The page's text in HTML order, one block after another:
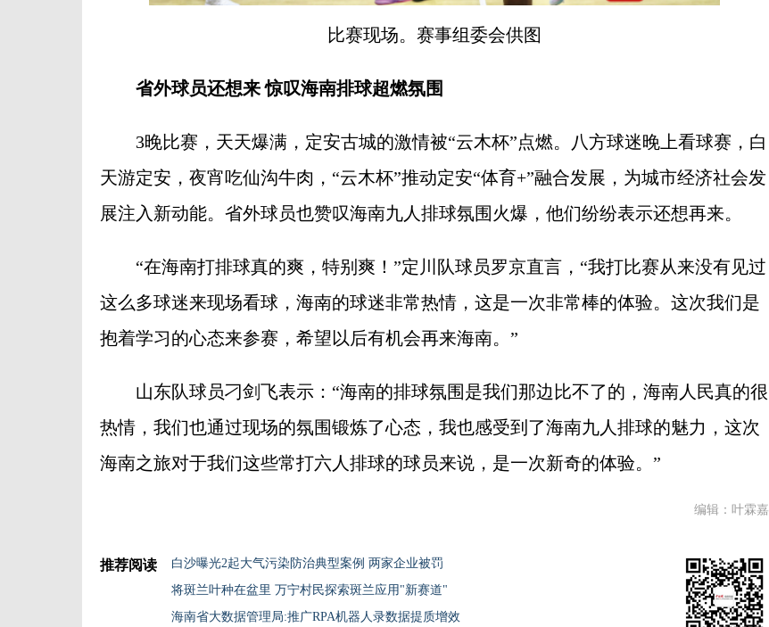
比赛现场。赛事组委会供图
省外球员还想来 惊叹海南排球超燃氛围
3晚比赛，天天爆满，定安古城的激情被“云木杯”点燃。八方球迷晚上看球赛，白
天游定安，夜宵吃仙沟牛肉，“云木杯”推动定安“体育+”融合发展，为城市经济社会发
展注入新动能。省外球员也赞叹海南九人排球氛围火爆，他们纷纷表示还想再来。
“在海南打排球真的爽，特别爽！”定川队球员罗京直言，“我打比赛从来没有见过
这么多球迷来现场看球，海南的球迷非常热情，这是一次非常棒的体验。这次我们是
抱着学习的心态来参赛，希望以后有机会再来海南。”
山东队球员刁剑飞表示：“海南的排球氛围是我们那边比不了的，海南人民真的很
热情，我们也通过现场的氛围锻炼了心态，我也感受到了海南九人排球的魅力，这次
海南之旅对于我们这些常打六人排球的球员来说，是一次新奇的体验。”
编辑：叶霖嘉
推荐阅读
白沙曝光2起大气污染防治典型案例 两家企业被罚
将斑兰叶种在盆里 万宁村民探索斑兰应用"新赛道"
海南省大数据管理局:推广RPA机器人录数据提质增效